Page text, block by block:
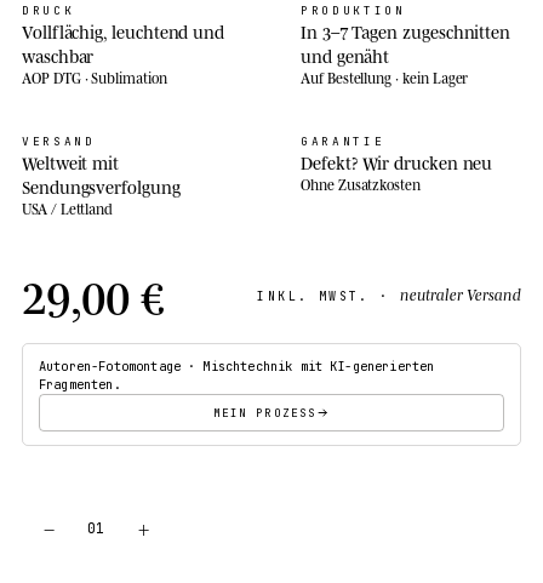
DRUCK
Vollflächig, leuchtend und
waschbar
AOP DTG · Sublimation
PRODUKTION
In 3–7 Tagen zugeschnitten
und genäht
Auf Bestellung · kein Lager
VERSAND
Weltweit mit
Sendungsverfolgung
USA / Lettland
GARANTIE
Defekt? Wir drucken neu
Ohne Zusatzkosten
29,00 € INKL. MWST. · neutraler Versand
Autoren-Fotomontage · Mischtechnik mit KI-generierten
Fragmenten.
MEIN PROZESS
− 01 +